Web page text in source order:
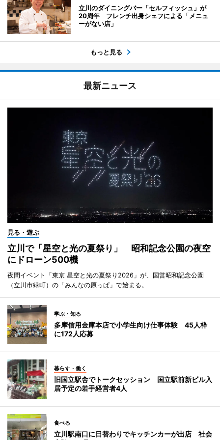
立川のダイニングバー「セルフィッシュ」が
20周年 フレンチ出身シェフによる「メニュ
ーがない店」
もっと見る
最新ニュース
見る・遊ぶ
立川で「星空と光の夏祭り」 昭和記念公園の夜空
にドローン500機
夜間イベント「東京 星空と光の夏祭り2026」が、国営昭和記念公園
（立川市緑町）の「みんなの原っぱ」で始まる。
学ぶ・知る
多摩信用金庫本店で小学生向け仕事体験 45人枠
に172人応募
暮らす・働く
旧国立駅舎でトークセッション 国立駅前新ビル入
居予定の若手経営者4人
食べる
立川駅南口に日替わりでキッチンカーが出店 社会